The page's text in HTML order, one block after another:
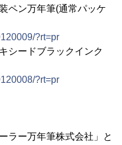
ペン万年筆(通常パッケ
?rt=pr
シードブラックインク
?rt=pr
ラー万年筆株式会社」と